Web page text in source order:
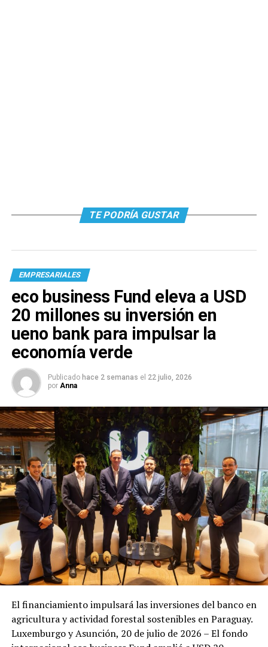
TE PODRÍA GUSTAR
EMPRESARIALES
eco business Fund eleva a USD
20 millones su inversión en
ueno bank para impulsar la
economía verde
Publicado hace 2 semanas el 22 julio, 2026
por Anna
El financiamiento impulsará las inversiones del banco en
agricultura y actividad forestal sostenibles en Paraguay.
Luxemburgo y Asunción, 20 de julio de 2026 – El fondo